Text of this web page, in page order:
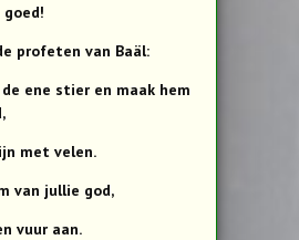
profeten van Baäl:
ene stier en maak hem
met velen.
van jullie god,
vuur aan.